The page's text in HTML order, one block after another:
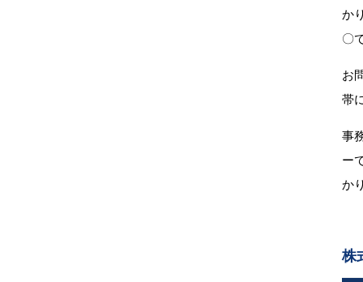
か
〇
お
帯
事
ー
か
株